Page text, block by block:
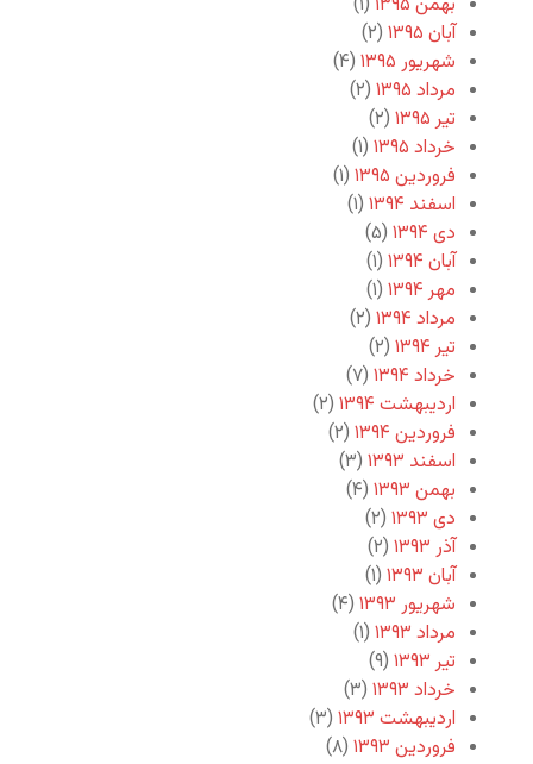
آبان ۱۳۹۵
(۲)
شهریور ۱۳۹۵
(۴)
مرداد ۱۳۹۵
(۲)
تیر ۱۳۹۵
(۲)
خرداد ۱۳۹۵
(۱)
فروردین ۱۳۹۵
(۱)
اسفند ۱۳۹۴
(۱)
دی ۱۳۹۴
(۵)
آبان ۱۳۹۴
(۱)
مهر ۱۳۹۴
(۱)
مرداد ۱۳۹۴
(۲)
تیر ۱۳۹۴
(۲)
خرداد ۱۳۹۴
(۷)
اردیبهشت ۱۳۹۴
(۲)
فروردین ۱۳۹۴
(۲)
اسفند ۱۳۹۳
(۳)
بهمن ۱۳۹۳
(۴)
دی ۱۳۹۳
(۲)
آذر ۱۳۹۳
(۲)
آبان ۱۳۹۳
(۱)
شهریور ۱۳۹۳
(۴)
مرداد ۱۳۹۳
(۱)
تیر ۱۳۹۳
(۹)
خرداد ۱۳۹۳
(۳)
اردیبهشت ۱۳۹۳
(۳)
فروردین ۱۳۹۳
(۸)